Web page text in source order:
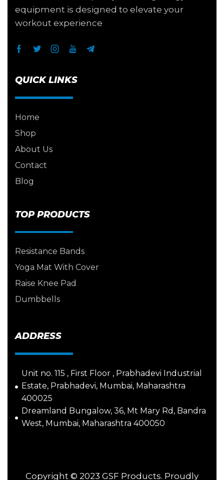
equipment is designed to elevate your
workout experience
QUICK LINKS
Home
Shop
About Us
Contact
Blog
TOP PRODUCTS
Resistance Bands
Yoga Mat With Cover
Raise Knee Pad
Dumbbells
ADDRESS
Unit no. 115 , First Floor , Prabhadevi Industrial
Estate, Prabhadevi, Mumbai, Maharashtra
400025
Dreamland Bungalow, 36, Mt Mary Rd, Bandra
West, Mumbai, Maharashtra 400050
Copyright © 2023 GSF Products. Proudly